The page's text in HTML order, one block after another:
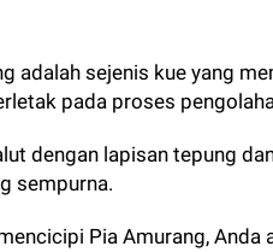
adalah sejenis kue yang
pada proses
dengan lapisan tepung
sempurna.
Pia Amurang,